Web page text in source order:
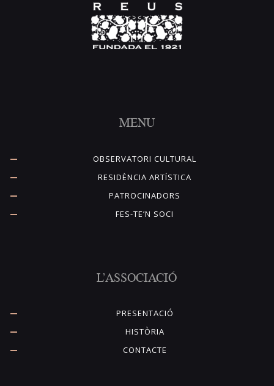
MENU
OBSERVATORI CULTURAL
RESIDÈNCIA ARTÍSTICA
PATROCINADORS
FES-TE’N SOCI
L’ASSOCIACIÓ
PRESENTACIÓ
HISTÒRIA
CONTACTE